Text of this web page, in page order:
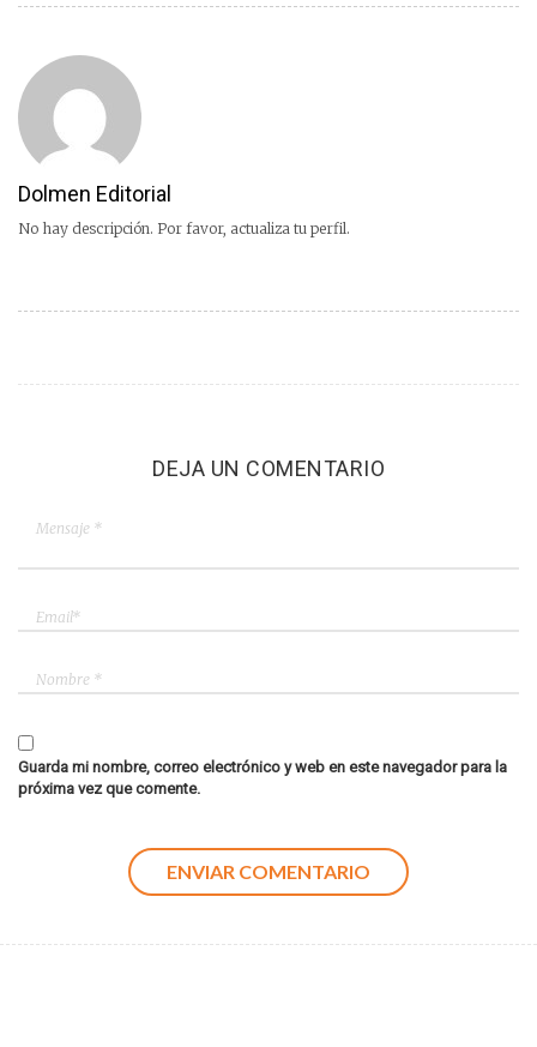
Dolmen Editorial
No hay descripción. Por favor, actualiza tu perfil.
DEJA UN COMENTARIO
Guarda mi nombre, correo electrónico y web en este navegador para la
próxima vez que comente.